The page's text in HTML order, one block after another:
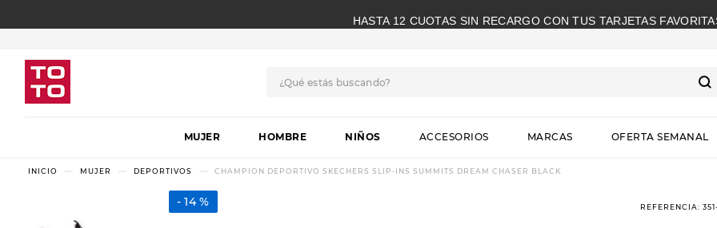
HASTA 12 CUOTAS SIN RECARGO CON TUS TARJETAS
MUJER HOMBRE NIÑOS ACCESORIOS MARCAS OFERTA SEMANAL
MUJER DEPORTIVOS CHAMPION DEPORTIVO SKECHERS SLIP-INS SUMMITS DREAM CHASER BLACK
14 % REFERENCIA:
1.
botas
.
skechers
3.